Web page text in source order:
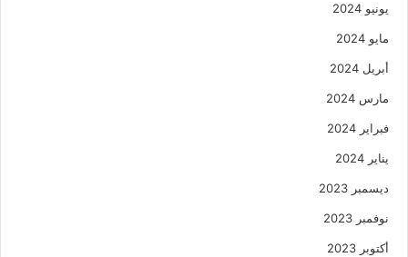
يونيو 2024
مايو 2024
أبريل 2024
مارس 2024
فبراير 2024
يناير 2024
ديسمبر 2023
نوفمبر 2023
أكتوبر 2023